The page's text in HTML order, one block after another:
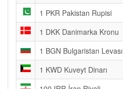
1 PKR Pakistan Rupisi
1 DKK Danimarka Kronu
1 BGN Bulgaristan Levası
1 KWD Kuveyt Dinarı